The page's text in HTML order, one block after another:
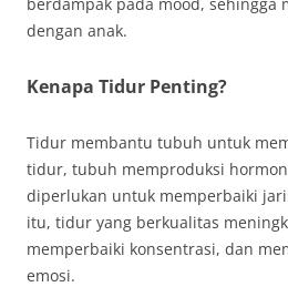
dengan anak.
Kenapa Tidur Penting?
Tidur membantu tubuh untuk
tidur, tubuh memproduksi
diperlukan untuk memperbaiki
itu, tidur yang berkualitas
memperbaiki konsentrasi, dan
emosi.